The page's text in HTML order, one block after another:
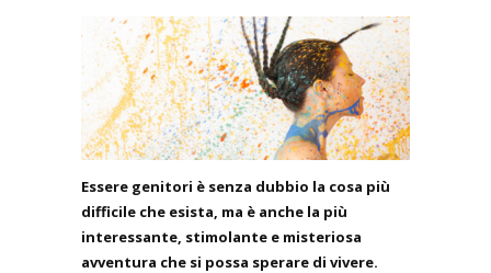
Essere genitori è senza dubbio la cosa più
difficile che esista, ma è anche la più
interessante, stimolante e misteriosa
avventura che si possa sperare di vivere.